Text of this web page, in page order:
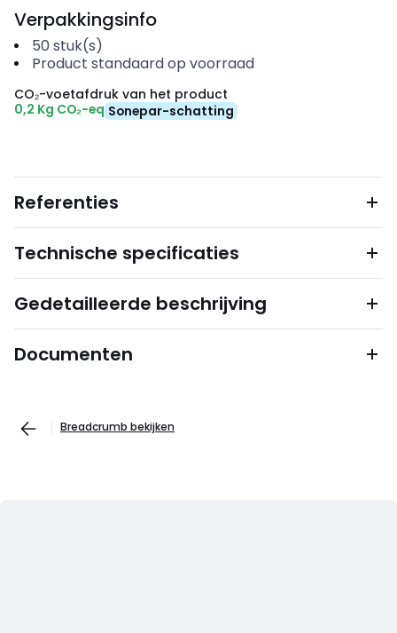
Verpakkingsinfo
50 stuk(s)
Product standaard op voorraad
CO₂-voetafdruk van het product
0,2 Kg CO₂-eq Sonepar-schatting
Referenties
Technische specificaties
Gedetailleerde beschrijving
Documenten
Breadcrumb bekijken